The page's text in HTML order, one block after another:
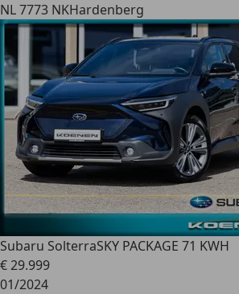
NL 7773 NKHardenberg
Subaru SolterraSKY PACKAGE 71 KWH
€ 29.999
01/2024